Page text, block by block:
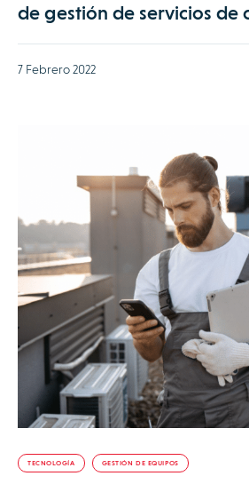
de gestión de servicios de
7 Febrero 2022
TECNOLOGÍA GESTIÓN DE EQUIPOS